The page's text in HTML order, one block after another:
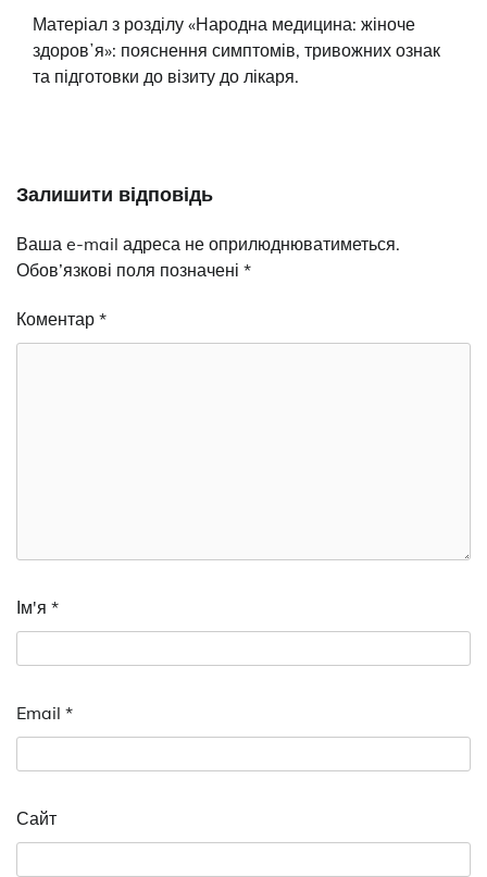
Матеріал з розділу «Народна медицина: жіноче
здоровʼя»: пояснення симптомів, тривожних ознак
та підготовки до візиту до лікаря.
Залишити відповідь
Ваша e-mail адреса не оприлюднюватиметься.
Обов’язкові поля позначені *
Коментар *
Ім'я *
Email *
Сайт